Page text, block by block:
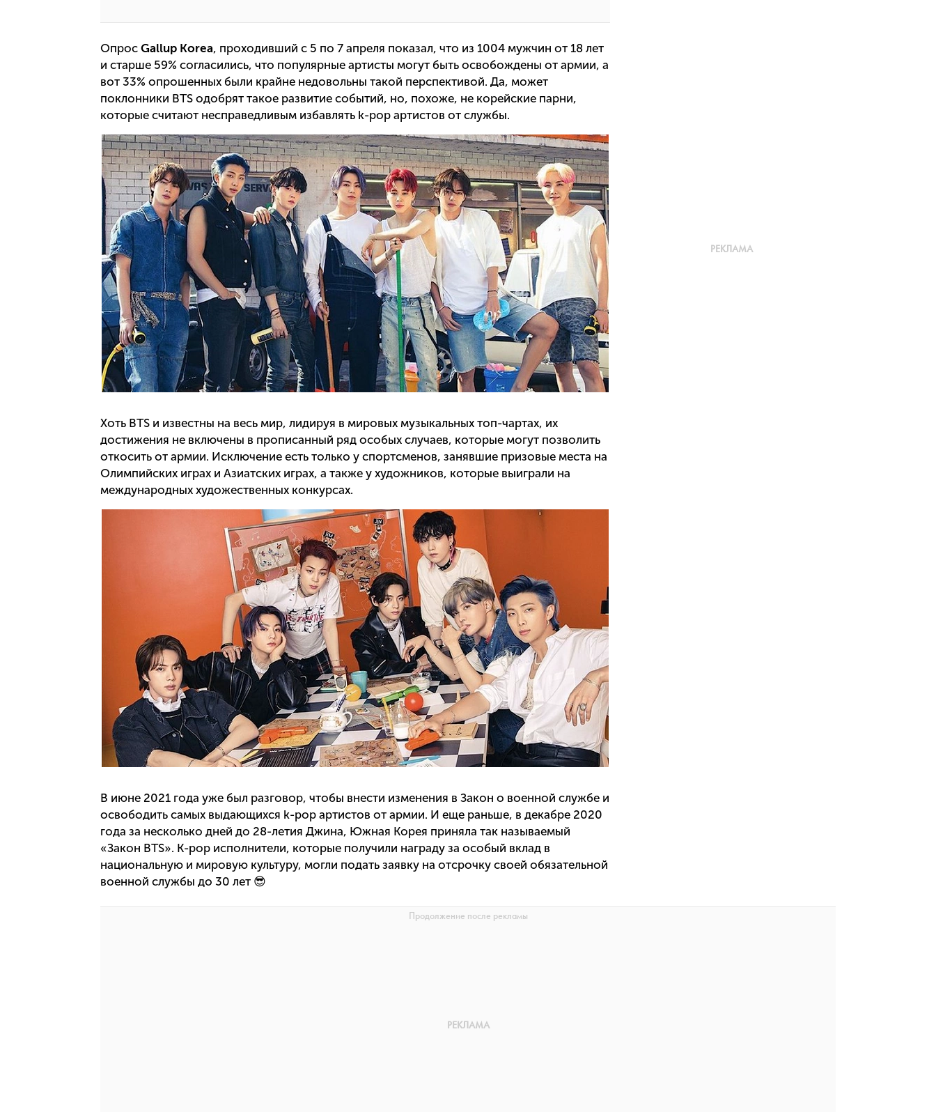
Опрос Gallup Korea, проходивший с 5 по 7 апреля показал, что из 1004 мужчин от 18 лет
и старше 59% согласились, что популярные артисты могут быть освобождены от армии, а
вот 33% опрошенных были крайне недовольны такой перспективой. Да, может
поклонники BTS одобрят такое развитие событий, но, похоже, не корейские парни,
которые считают несправедливым избавлять k-pop артистов от службы.
Хоть BTS и известны на весь мир, лидируя в мировых музыкальных топ-чартах, их
достижения не включены в прописанный ряд особых случаев, которые могут позволить
откосить от армии. Исключение есть только у спортсменов, занявшие призовые места на
Олимпийских играх и Азиатских играх, а также у художников, которые выиграли на
международных художественных конкурсах.
В июне 2021 года уже был разговор, чтобы внести изменения в Закон о военной службе и
освободить самых выдающихся k-pop артистов от армии. И еще раньше, в декабре 2020
года за несколько дней до 28-летия Джина, Южная Корея приняла так называемый
«Закон BTS». K-pop исполнители, которые получили награду за особый вклад в
национальную и мировую культуру, могли подать заявку на отсрочку своей обязательной
военной службы до 30 лет 😎